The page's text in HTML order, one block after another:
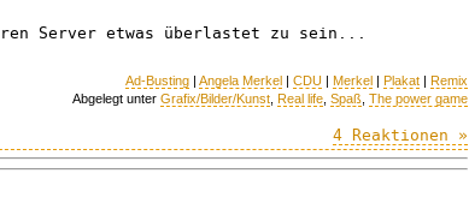
Server etwas überlastet zu sein...
Ad-Busting Angela Merkel CDU Merkel Plakat
Remix
Abgelegt unter Grafix/Bilder/Kunst Real life Spaß The power game
4 Reaktionen »